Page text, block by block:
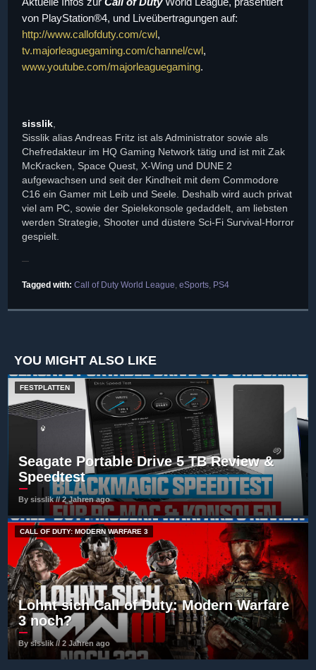
von PlayStation®4, und Liveübertragungen auf:
http://www.callofduty.com/cwl,
tv.majorleaguegaming.com/channel/cwl,
www.youtube.com/majorleaguegaming.
sisslik
Sisslik alias Andreas Fritz ist als Administrator sowie als
Chefredakteur im HQ Gaming Network tätig und ist mit Zak
McKracken, Space Quest, X-Wing und DUNE 2
aufgewachsen und seit der Kindheit mit dem Commodore
C16 ein Gamer mit Leib und Seele. Deshalb wird auch privat
viel am PC, sowie der Spielekonsole gedaddelt, am liebsten
werden Strategie, Shooter und düstere Sci-Fi Survival-Horror
gespielt.
Tagged with: Call of Duty World League, eSports, PS4
YOU MIGHT ALSO LIKE
FESTPLATTEN
Seagate Portable Drive 5 TB Review &
Speedtest
By sisslik // 2 Jahren ago
CALL OF DUTY: MODERN WARFARE 3
Lohnt sich Call of Duty: Modern Warfare
3 noch?
By sisslik // 2 Jahren ago